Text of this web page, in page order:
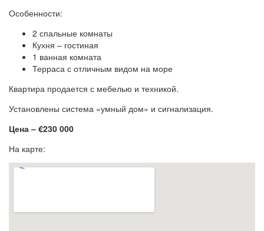
Особенности:
2 спальные комнаты
Кухня – гостиная
1 ванная комната
Терраса с отличным видом на море
Квартира продается с мебелью и техникой.
Установлены система «умный дом» и сигнализация.
Цена – €230 000
На карте: